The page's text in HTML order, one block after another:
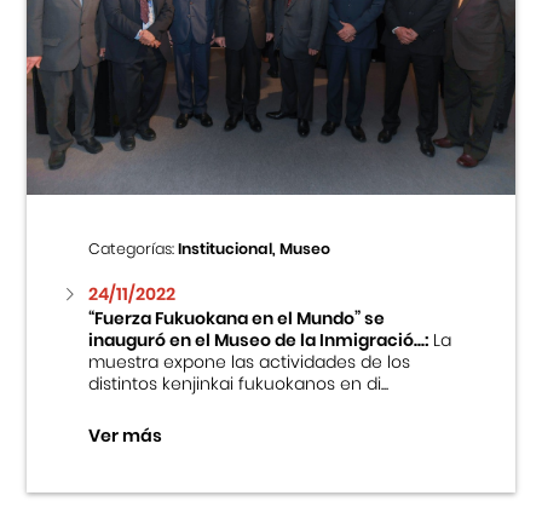
Categorías:Institucional, Museo
24/11/2022
“Fuerza Fukuokana en el Mundo” se
inauguró en el Museo de la Inmigració...:La
muestra expone las actividades de los
distintos kenjinkai fukuokanos en di...
Ver más